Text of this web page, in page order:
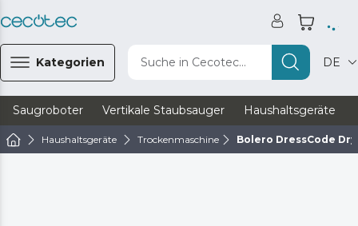
Kategorien Suche in Cecotec... DE
Saugroboter Vertikale Staubsauger Haushaltsgeräte
Haushaltsgeräte Trockenmaschine Bolero DressCode